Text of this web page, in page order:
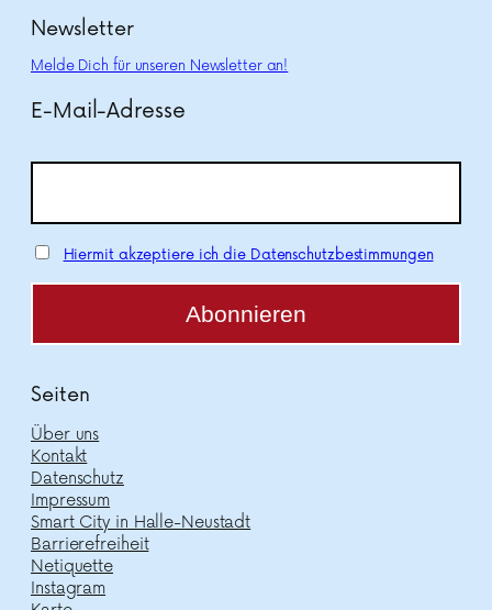
Newsletter
Melde Dich für unseren Newsletter an!
E-Mail-Adresse
Hiermit akzeptiere ich die Datenschutzbestimmungen
Seiten
Über uns
Kontakt
Datenschutz
Impressum
Smart City in Halle-Neustadt
Barrierefreiheit
Netiquette
Instagram